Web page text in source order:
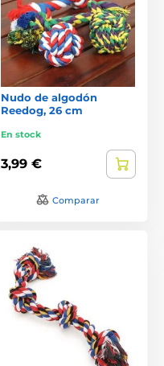
Nudo de algodón
Reedog, 26 cm
En stock
3,99 €
Comparar